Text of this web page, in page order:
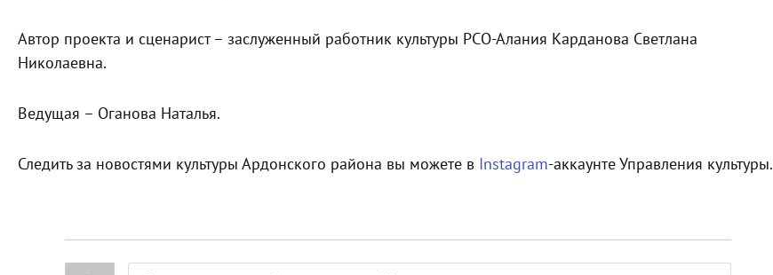
Автор проекта и сценарист – заслуженный работник культуры РСО-Алания Карданова Светлана
Николаевна.
Ведущая – Оганова Наталья.
Следить за новостями культуры Ардонского района вы можете в Instagram-аккаунте Управления культуры.